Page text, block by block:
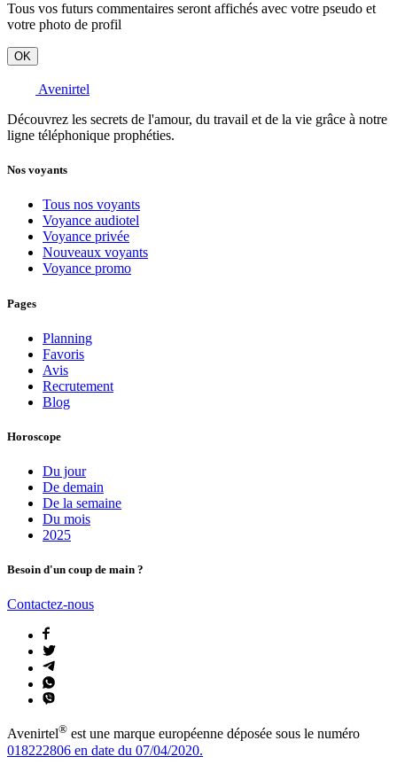
Tous vos futurs commentaires seront affichés avec votre pseudo et
votre photo de profil
OK
Avenirtel
Découvrez les secrets de l'amour, du travail et de la vie grâce à notre
ligne téléphonique prophéties.
Nos voyants
Tous nos voyants
Voyance audiotel
Voyance privée
Nouveaux voyants
Voyance promo
Pages
Planning
Favoris
Avis
Recrutement
Blog
Horoscope
Du jour
De demain
De la semaine
Du mois
2025
Besoin d'un coup de main ?
Contactez-nous
Avenirtel® est une marque européenne déposée sous le numéro
018222806 en date du 07/04/2020.